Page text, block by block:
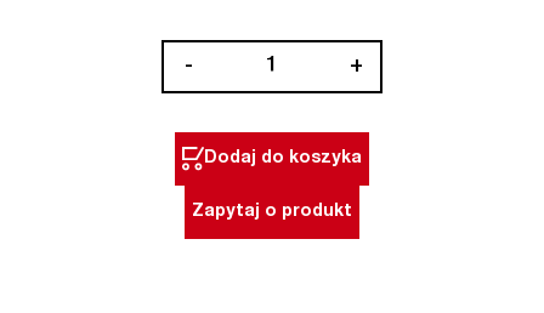
-
Tamper
Resistant
T9H
+
Dodaj do koszyka
Zapytaj o produkt